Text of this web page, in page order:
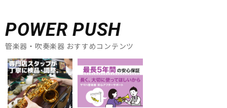
POWER PUSH
管楽器・吹奏楽器 おすすめコンテンツ